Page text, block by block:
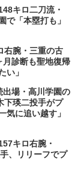
キロ二刀流・
で「本塁打も」
右腕・三重の古
月診断も聖地復帰
い」
出場・高川学園の
下瑛二投手がプ
気に追い越す」
キロ右腕・
、リリーフでプ